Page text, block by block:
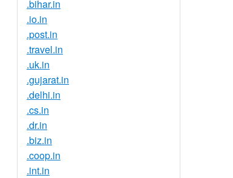
.bihar.in
.io.in
.post.in
.travel.in
.uk.in
.gujarat.in
.delhi.in
.cs.in
.dr.in
.biz.in
.coop.in
.int.in